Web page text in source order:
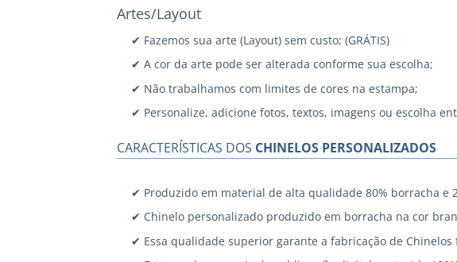
Artes/Layout
✔ Fazemos sua arte (Layout) sem custo; (GRÁTIS)
✔ A cor da arte pode ser alterada conforme sua escolha;
✔ Não trabalhamos com limites de cores na estampa;
✔ Personalize, adicione fotos, textos, imagens ou escolha
CARACTERÍSTICAS DOS CHINELOS PERSONALIZADOS
✔ Produzido em material de alta qualidade 80% borracha e
✔ Chinelo personalizado produzido em borracha na cor
✔ Essa qualidade superior garante a fabricação de